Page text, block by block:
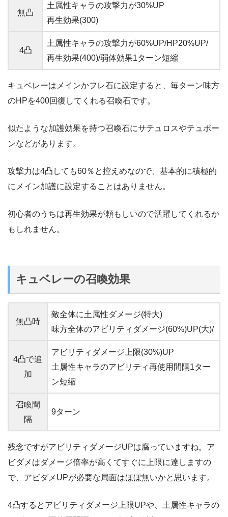
無凸
土属性キャラの攻撃力が30%UP
再生効果(300)
4凸
土属性キャラの攻撃力が60%UP/HP20%UP/
再生効果(400)/弱体効果1ターン短縮
キュベレーはメインかフレ石に設定すると、毎ターン味方
のHPを400回復してくれる召喚石です。
似たような加護効果を持つ召喚石にサテュロスやテュポー
ンなどがあります。
攻撃力は4凸しても60％と控えめなので、基本的に積極的
にメイン加護に設定することはありません。
初心者のうちは再生効果が頼もしいので活躍してくれるか
もしれません。
キュベレーの召喚効果
無凸時
敵全体に土属性ダメージ(特大)
味方全体のアビリティダメージ(60%)UP(大)/
4凸で追
加
アビリティダメージ上限(30%)UP
土属性キャラのアビリティ再使用間隔1ター
ン短縮
召喚間
隔
9ターン
残念ですがアビリティダメージUPは腐っていますね。ア
ビダメはダメージ倍率が高くてすぐに上限に達しますの
で、アビダメUPが必要な局面はほぼ無いかと思います。
4凸するとアビリティダメージ上限UPや、土属性キャラの